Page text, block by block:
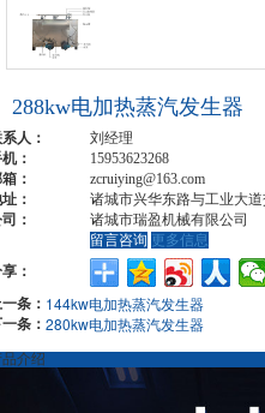
288kw电加热蒸汽发生器
人：
刘经理
：
15953623268
：
zcruiying@163.com
：
诸城市兴华东路与工业大
：
诸城市瑞盈机械有限公司
留言咨询 更多信息
：
条： 144kw电加热蒸汽发生器
条： 280kw电加热蒸汽发生器
介绍